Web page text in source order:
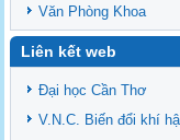
Văn Phòng Khoa
Liên kết web
Đại học Cần Thơ
V.N.C. Biến đổi khí